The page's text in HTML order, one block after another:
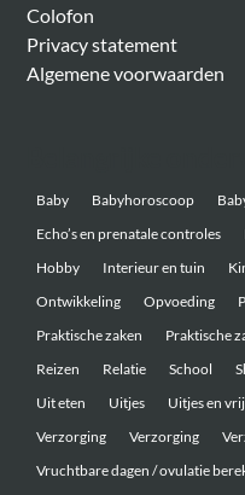
Colofon
Privacy statement
Algemene voorwaarden
Baby Babyhoroscoop
Echo’s en prenatale controles
Hobby
Interieur en tuin
Ontwikkeling
Opvoeding
Praktische zaken
Praktische
Reizen
Relatie School
Uit eten
Uitjes Uitjes en
Verzorging
Verzorging
Vruchtbare dagen / ovulatie